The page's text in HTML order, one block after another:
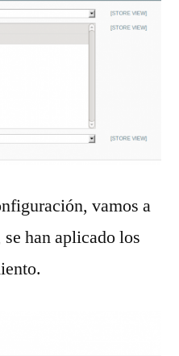
vamos a
han aplicado los